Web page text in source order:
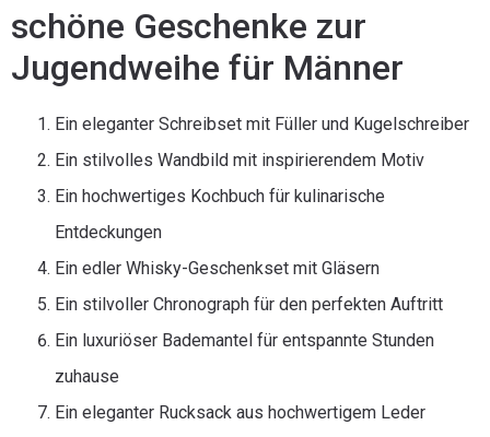
schöne Geschenke zur
Jugendweihe für Männer
Ein eleganter Schreibset mit Füller und Kugelschreiber
Ein stilvolles Wandbild mit inspirierendem Motiv
Ein hochwertiges Kochbuch für kulinarische
Entdeckungen
Ein edler Whisky-Geschenkset mit Gläsern
Ein stilvoller Chronograph für den perfekten Auftritt
Ein luxuriöser Bademantel für entspannte Stunden
zuhause
Ein eleganter Rucksack aus hochwertigem Leder